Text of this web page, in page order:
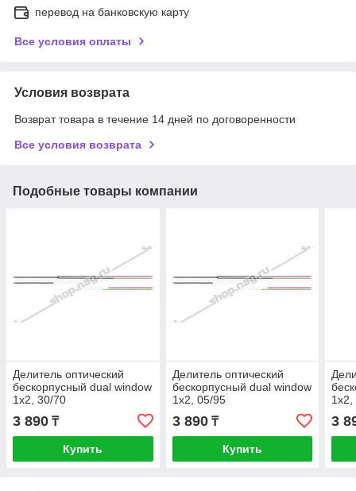
перевод на банковскую карту
Все условия оплаты
Условия возврата
Возврат товара в течение 14 дней по договоренности
Все условия возврата
Подобные товары компании
Делитель оптический
бескорпусный dual window
1х2, 30/70
3 890 ₸
Купить
Делитель оптический
бескорпусный dual window
1х2, 05/95
3 890₸
Купить
3